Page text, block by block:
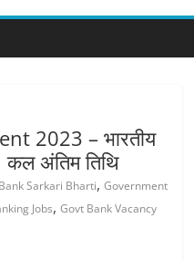
2023 – भारतीय
कल अंतिम तिथि
Bank Sarkari Bharti,Government
Jobs,Govt Bank Vacancy